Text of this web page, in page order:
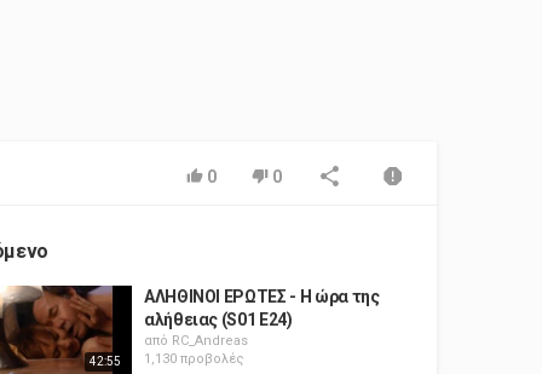
0 0
42:55
ΑΛΗΘΙΝΟΙ ΕΡΩΤΕΣ - Η ώρα της
αλήθειας (S01 E24)
από RC_Andreas
1,130 προβολές